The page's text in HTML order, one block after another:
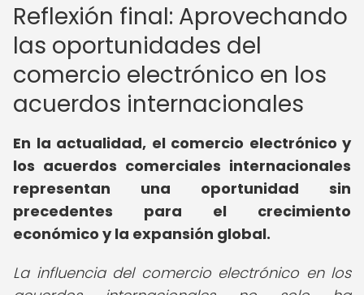
Reflexión final: Aprovechando
las oportunidades del
comercio electrónico en los
acuerdos internacionales
En la actualidad, el comercio electrónico y
los acuerdos comerciales internacionales
representan una oportunidad sin
precedentes para el crecimiento
económico y la expansión global.
La influencia del comercio electrónico en los